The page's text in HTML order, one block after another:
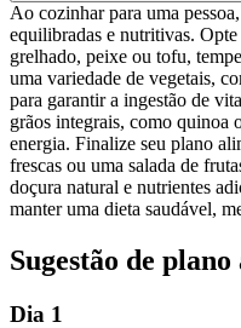
Ao cozinhar para uma
equilibradas e nutritivas.
grelhado, peixe ou tofu,
uma variedade de vegetais,
para garantir a ingestão de
grãos integrais, como quinoa
energia. Finalize seu plano
frescas ou uma salada de
doçura natural e nutrientes
manter uma dieta saudável,
Sugestão de
Dia 1